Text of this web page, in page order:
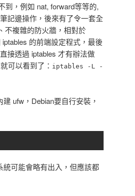
到，例如 nat, forward等等的,
記邊操作，後來有了令一套全
不複雜的防火牆，相對於
的前端設定程式，最後
接透過 iptables 才有辦法做
可以看到了： iptables -L -
ufw，Debian要自行安裝，
統可能會略有出入，但應該都